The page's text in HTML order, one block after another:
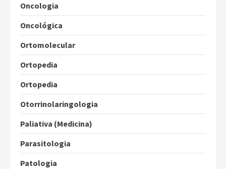
Oncologia
Oncológica
Ortomolecular
Ortopedia
Ortopedia
Otorrinolaringologia
Paliativa (Medicina)
Parasitologia
Patologia